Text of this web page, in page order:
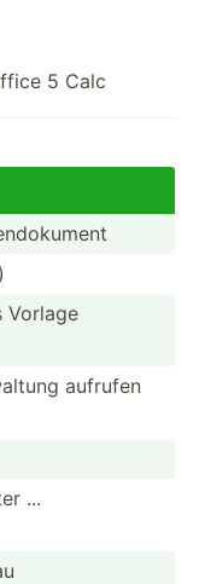
5 Calc
Vorlage
aufrufen
...